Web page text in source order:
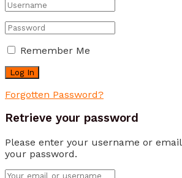
Remember Me
Forgotten Password?
Retrieve your password
Please enter your username or
your password.